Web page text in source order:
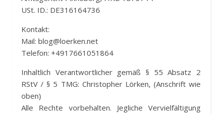
USt. ID.: DE316164736
Kontakt:
Mail: blog@loerken.net
Telefon: +4917661051864
Inhaltlich Verantwortlicher gemäß § 55 Absatz 2
RStV / § 5 TMG: Christopher Lörken, (Anschrift wie
oben)
Alle Rechte vorbehalten. Jegliche Vervielfältigung